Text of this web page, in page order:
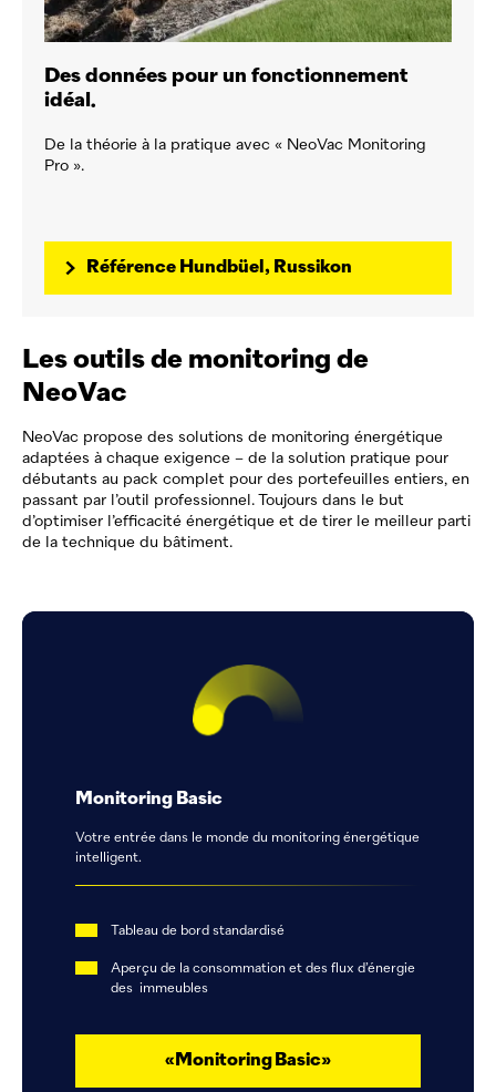
Des données pour un fonctionnement
idéal.
De la théorie à la pratique avec « NeoVac Monitoring
Pro ».
Référence Hundbüel, Russikon
Les outils de monitoring de
NeoVac
NeoVac propose des solutions de monitoring énergétique
adaptées à chaque exigence – de la solution pratique pour
débutants au pack complet pour des portefeuilles entiers, en
passant par l’outil professionnel. Toujours dans le but
d’optimiser l’efficacité énergétique et de tirer le meilleur parti
de la technique du bâtiment.
Monitoring Basic
Votre entrée dans le monde du monitoring énergétique
intelligent.
Tableau de bord standardisé
Aperçu de la consommation et des flux d’énergie
des immeubles
«Monitoring Basic»